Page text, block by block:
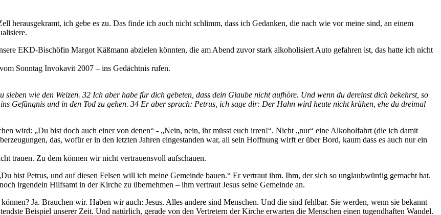
herausgekramt, ich gebe es zu. Das finde ich auch nicht schlimm, dass ich Gedanken, die nach wie vor meine sind, an einem
EKD-Bischöfin Margot Käßmann abzielen könnten, die am Abend zuvor stark alkoholisiert Auto gefahren ist, das hatte ich nicht
Sonntag Invokavit 2007 – ins Gedächtnis rufen.
sieben wie den Weizen. 32 Ich aber habe für dich gebeten, dass dein Glaube nicht aufhöre. Und wenn du dereinst dich bekehrst, so
Gefängnis und in den Tod zu gehen. 34 Er aber sprach: Petrus, ich sage dir: Der Hahn wird heute nicht krähen, ehe du dreimal
wird: „Du bist doch auch einer von denen“ - „Nein, nein, ihr müsst euch irren!“. Nicht „nur“ eine Alkoholfahrt (die ich damit
das, wofür er in den letzten Jahren eingestanden war, all sein Hoffnung wirft er über Bord, kaum dass es auch nur ein
trauen. Zu dem können wir nicht vertrauensvoll aufschauen.
bist Petrus, und auf diesen Felsen will ich meine Gemeinde bauen.“ Er vertraut ihm. Ihm, der sich so unglaubwürdig gemacht hat.
irgendein Hilfsamt in der Kirche zu übernehmen – ihm vertraut Jesus seine Gemeinde an.
Ja. Brauchen wir. Haben wir auch: Jesus. Alles andere sind Menschen. Und die sind fehlbar. Sie werden, wenn sie bekannt
Beispiel unserer Zeit. Und natürlich, gerade von den Vertretern der Kirche erwarten die Menschen einen tugendhaften Wandel.